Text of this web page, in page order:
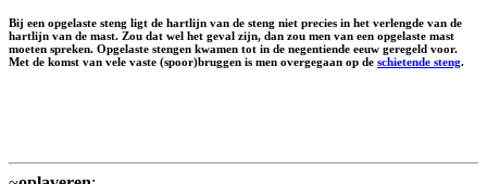
Bij een opgelaste steng ligt de hartlijn van de steng niet precies in het verlengde van de
hartlijn van de mast. Zou dat wel het geval zijn, dan zou men van een opgelaste mast
moeten spreken. Opgelaste stengen kwamen tot in de negentiende eeuw geregeld voor.
Met de komst van vele vaste (spoor)bruggen is men overgegaan op de schietende steng.